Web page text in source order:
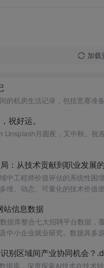
加载
的机房生活记录，包括竞赛准
祝好运。
月圆夜，又中秋。祝
：从技术贡献到职业发展
中工程师价值评估的系统性困
维、动态、可量化的技术价值
站信息数据
据库整合七大招聘平台数据，
中小企业就业研究。数据具多
别区域间产业协同机会？
据库，深度探索AI技术在技术